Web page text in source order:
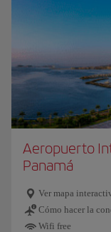
Aeropuerto
Panamá
Ver mapa
Cómo hacer la
Wifi free